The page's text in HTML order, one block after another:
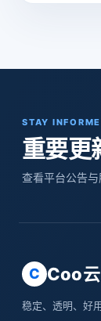
STAY
重要更
查看平台公告与
C Coo云
稳定、透明、好